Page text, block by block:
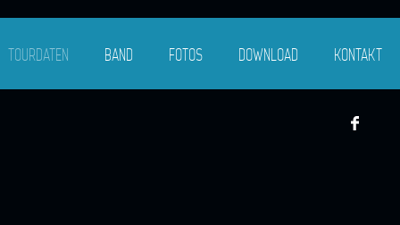
TOURDATEN BAND FOTOS DOWNLOAD KONTAKT